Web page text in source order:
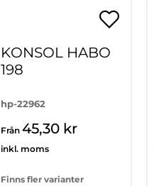
KONSOL HABO
198
hp-22962
Från 45,30 kr
inkl. moms
Finns fler varianter